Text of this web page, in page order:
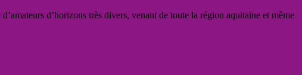
d’horizons très divers, venant de toute la région aquitaine et même